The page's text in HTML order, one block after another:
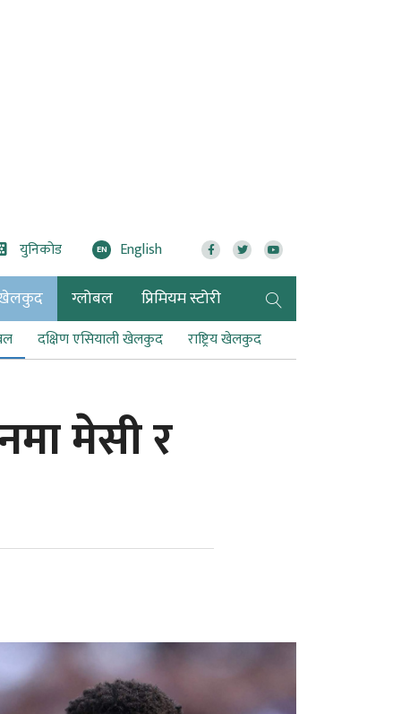
युनिकोड EN English
ग्लोबल प्रिमियम स्टोरी
दक्षिण एसियाली खेलकुद राष्ट्रिय खेलकुद
मेसी र